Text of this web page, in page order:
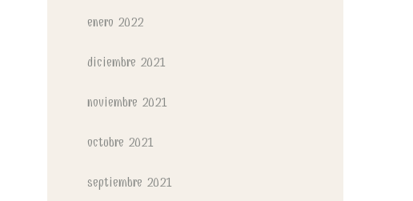
enero 2022
diciembre 2021
noviembre 2021
octubre 2021
septiembre 2021